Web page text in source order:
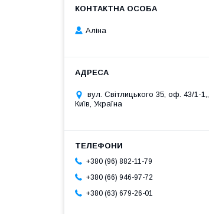
Аліна
вул. Світлицького 35, оф. 43/1-1,,
Київ, Україна
+380 (96) 882-11-79
+380 (66) 946-97-72
+380 (63) 679-26-01